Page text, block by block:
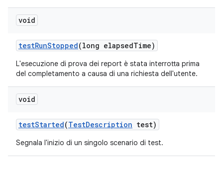
void
testRunStopped(long elapsedTime)
L'esecuzione di prova dei report è stata interrotta prima
del completamento a causa di una richiesta dell'utente.
void
testStarted(TestDescription test)
Segnala l'inizio di un singolo scenario di test.